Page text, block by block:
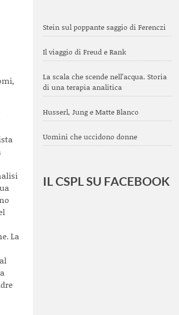
La
Stein sul poppante saggio di Ferenczi
Il viaggio di Freud e Rank
La scala che scende nell’acqua. Storia
di una terapia analitica
Husserl, Jung e Matte Blanco
Uomini che uccidono donne
IL CSPL SU FACEBOOK